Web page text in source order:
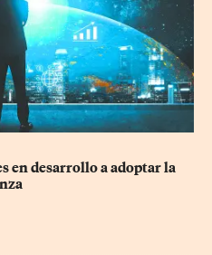
en desarrollo a adoptar la